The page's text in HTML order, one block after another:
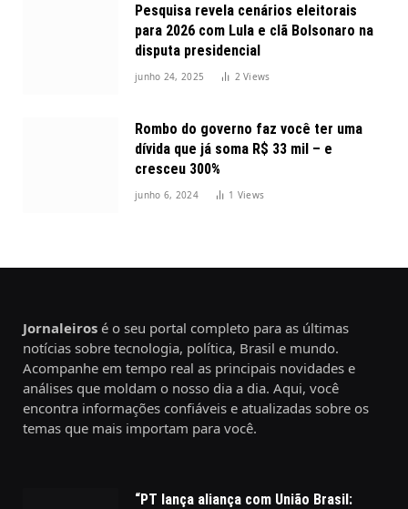
Pesquisa revela cenários eleitorais
para 2026 com Lula e clã Bolsonaro na
disputa presidencial
junho 24, 2025 2Views
Rombo do governo faz você ter uma
dívida que já soma R$ 33 mil – e
cresceu 300%
junho 6, 2024 1 Views
Jornaleiros é o seu portal completo para as últimas
notícias sobre tecnologia, política, Brasil e mundo.
Acompanhe em tempo real as principais novidades e
análises que moldam o nosso dia a dia. Aqui, você
encontra informações confiáveis e atualizadas sobre os
temas que mais importam para você.
“PT lança aliança com União Brasil: